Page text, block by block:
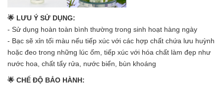
🌟 LƯU Ý SỬ DỤNG:
- Sử dụng hoàn toàn bình thường trong sinh hoạt hàng ngày
- Bạc sẽ xỉn tối màu nếu tiếp xúc với các hợp chất chứa lưu huỳnh
hoặc đeo trong những lúc ốm, tiếp xúc với hóa chất làm đẹp như
nước hoa, chất tẩy rửa, nước biển, bùn khoáng
🌟 CHẾ ĐỘ BẢO HÀNH: